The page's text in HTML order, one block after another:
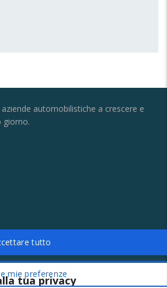
tua privacy
automobilistiche a crescere e
giorno.